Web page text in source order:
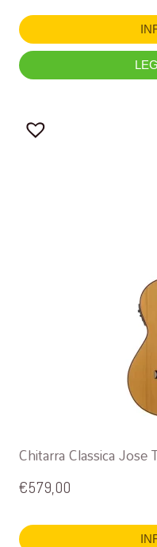
Chitarra Classica Jose
€579,00